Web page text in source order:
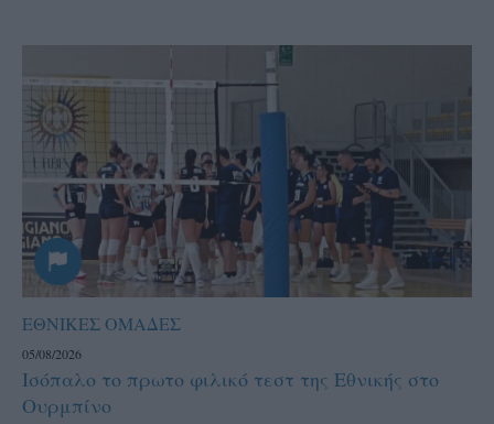
ΕΘΝΙΚΕΣ ΟΜΑΔΕΣ
05/08/2026
Ισόπαλο το πρωτο φιλικό τεστ της Εθνικής στο
Ουρμπίνο